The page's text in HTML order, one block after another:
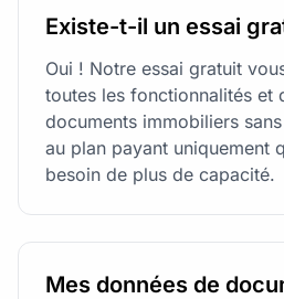
Existe-t-il un essai
Oui ! Notre essai gratuit
toutes les fonctionnalités et
documents immobiliers
au plan payant uniquement
besoin de plus de capacité.
Mes données de